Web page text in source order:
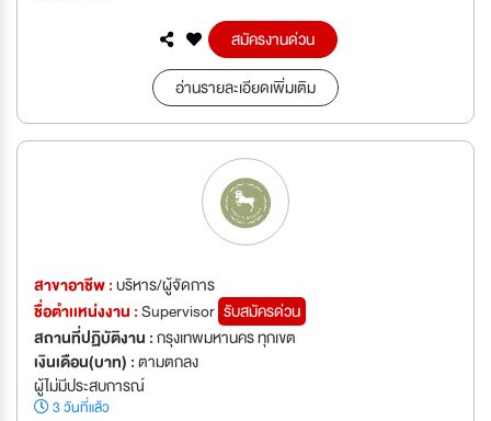
สมัครงานด่วน
อ่านรายละเอียดเพิ่มเติม
สาขาอาชีพ :บริหาร/ผู้จัดการ
ชื่อตำเเหน่งงาน :Supervisor รับสมัครด่วน
สถานที่ปฏิบัติงาน :กรุงเทพมหานคร ทุกเขต
เงินเดือน(บาท) :ตามตกลง
ผู้ไม่มีประสบการณ์
3 วันที่แล้ว